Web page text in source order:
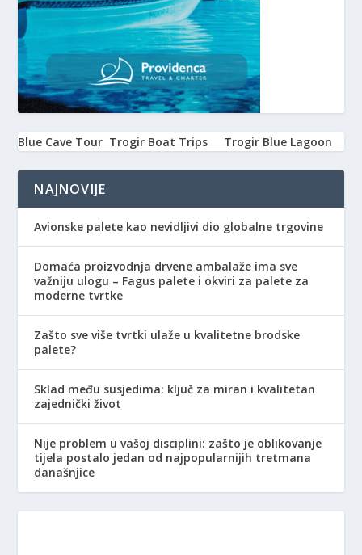
Blue Cave Tour Trogir Boat Trips Trogir Blue Lagoon
NAJNOVIJE
Avionske palete kao nevidljivi dio globalne trgovine
Domaća proizvodnja drvene ambalaže ima sve
važniju ulogu – Fagus palete i okviri za palete za
moderne tvrtke
Zašto sve više tvrtki ulaže u kvalitetne brodske
palete?
Sklad među susjedima: ključ za miran i kvalitetan
zajednički život
Nije problem u vašoj disciplini: zašto je oblikovanje
tijela postalo jedan od najpopularnijih tretmana
današnjice